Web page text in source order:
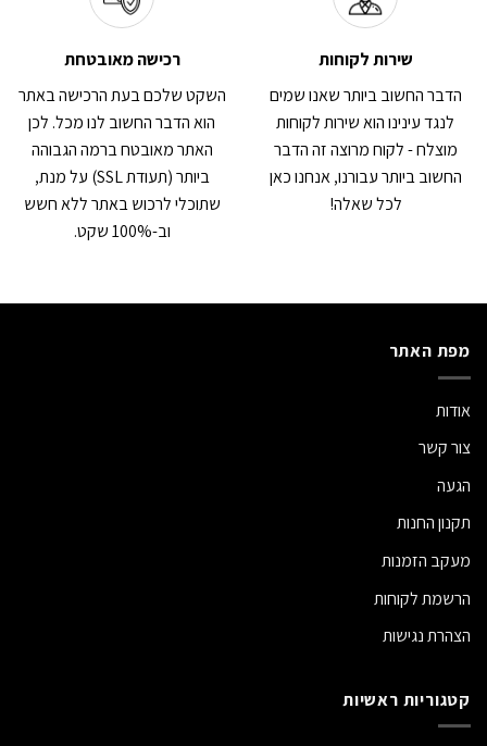
שירות לקוחות
הדבר החשוב ביותר שאנו שמים
לנגד עינינו הוא שירות לקוחות
מוצלח - לקוח מרוצה זה הדבר
החשוב ביותר עבורנו, אנחנו כאן
לכל שאלה!
רכישה מאובטחת
השקט שלכם בעת הרכישה באתר
הוא הדבר החשוב לנו מכל. לכן
האתר מאובטח ברמה הגבוהה
ביותר (תעודת SSL) על מנת,
שתוכלי לרכוש באתר ללא חשש
וב-100% שקט.
מפת האתר
אודות
צור קשר
הגעה
תקנון החנות
מעקב הזמנות
הרשמת לקוחות
הצהרת נגישות
קטגוריות ראשיות